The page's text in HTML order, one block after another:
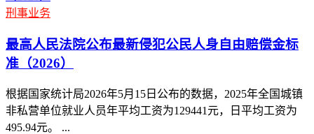
刑事业务
最高人民法院公布最新侵犯公民人身自由赔偿金标
准（2026）
根据国家统计局2026年5月15日公布的数据，2025年全国城镇
非私营单位就业人员年平均工资为129441元，日平均工资为
495.94元。 ...